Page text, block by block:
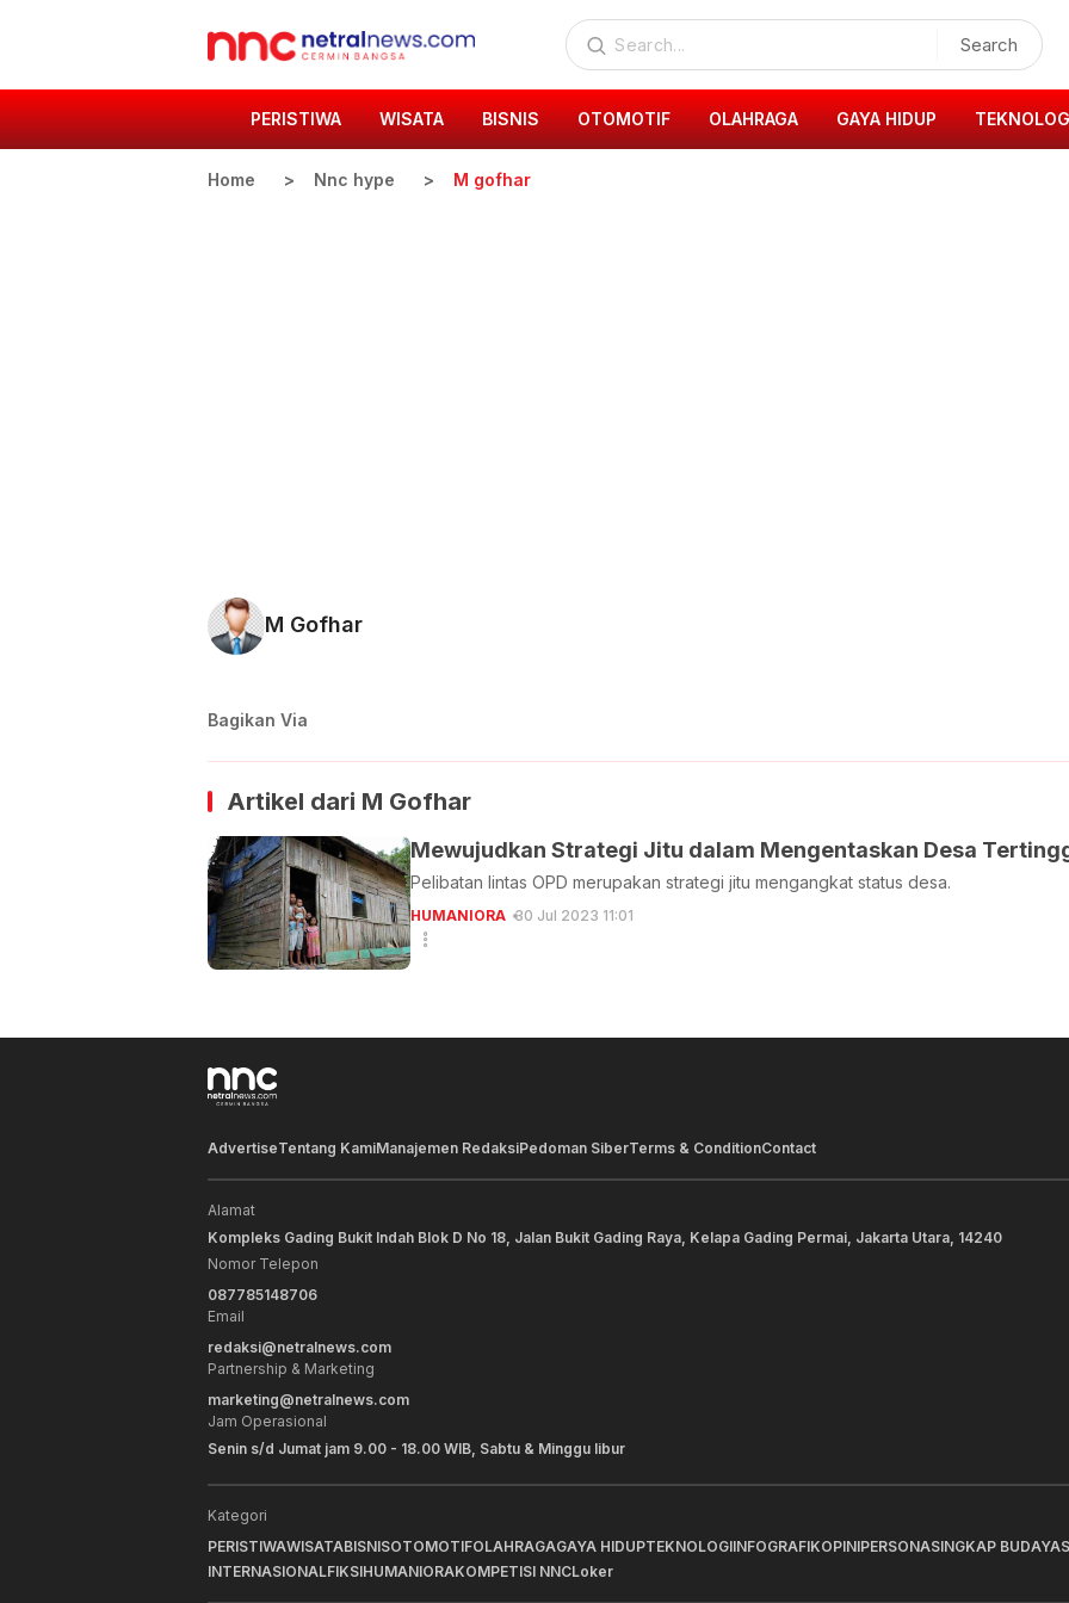
Search
PERISTIWA WISATA BISNIS OTOMOTIF OLAHRAGA GAYA HIDUP
Home Nnc hype M gofhar
M Gofhar
Bagikan Via
Artikel dari M Gofhar
Mewujudkan Strategi Jitu dalam Mengentaskan Desa
Pelibatan lintas OPD merupakan strategi jitu mengangkat status desa.
HUMANIORA 30 Jul 2023 11:01
AdvertiseTentang KamiManajemen RedaksiPedoman SiberTerms & ConditionContact
Alamat
Kompleks Gading Bukit Indah Blok D No 18, Jalan Bukit Gading Raya, Kelapa Gading Permai, Jakarta Utara, 14240
Nomor Telepon
087785148706
Email
redaksi@netralnews.com
Partnership & Marketing
marketing@netralnews.com
Jam Operasional
Senin s/d Jumat jam 9.00 - 18.00 WIB, Sabtu & Minggu libur
Kategori
PERISTIWAWISATABISNISOTOMOTIFOLAHRAGAGAYA HIDUPTEKNOLOGIINFOGRAFIKOPINIPERSONASINGKAP BUDAYA
INTERNASIONALFIKSIHUMANIORAKOMPETISI NNCLoker